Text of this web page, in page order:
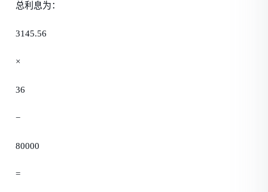
总利息为：
3145.56
×
36
−
80000
=